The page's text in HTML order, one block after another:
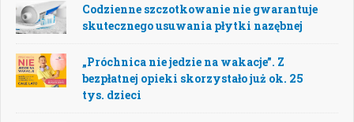
Codzienne szczotkowanie nie gwarantuje
skutecznego usuwania płytki nazębnej
„Próchnica nie jedzie na wakacje”. Z
bezpłatnej opieki skorzystało już ok. 25
tys. dzieci